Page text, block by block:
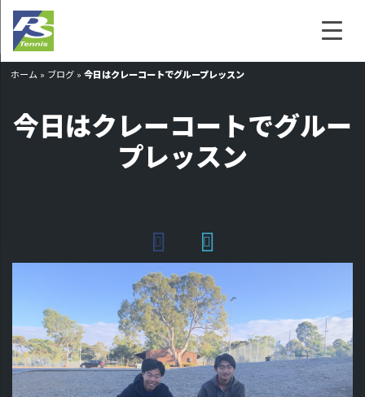
ホーム » ブログ »今日はクレーコートでグループレッスン
今日はクレーコートでグルー
プレッスン